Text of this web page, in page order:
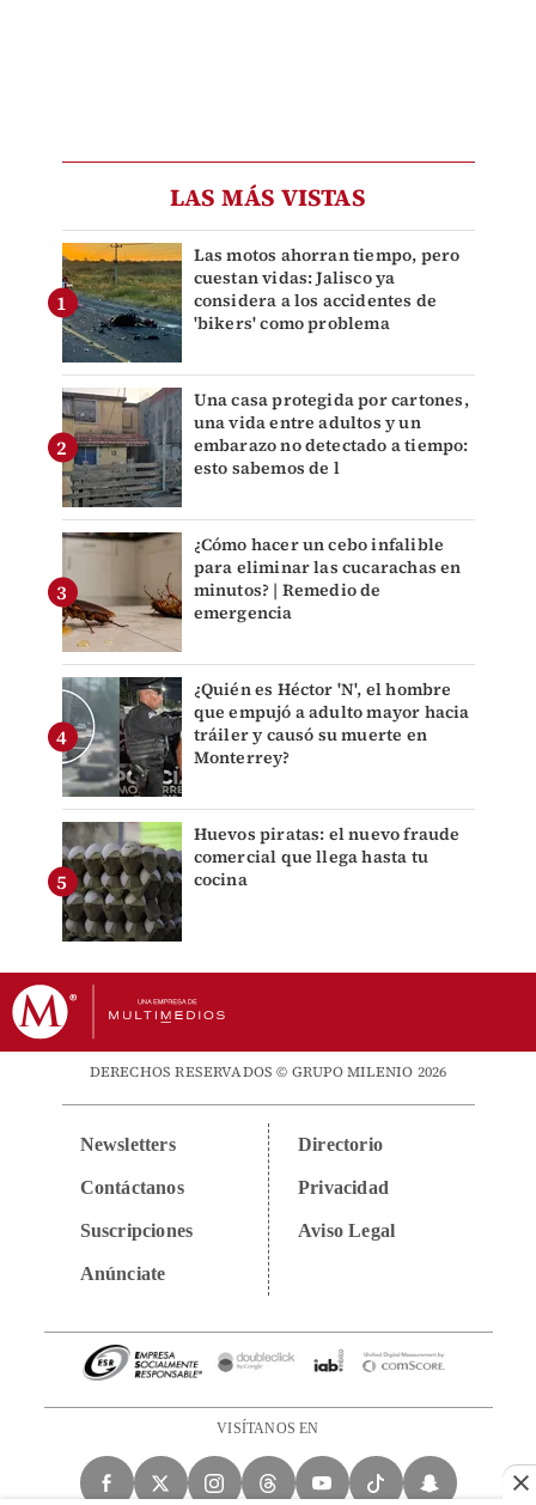
LAS MÁS VISTAS
Las motos ahorran tiempo, pero
cuestan vidas: Jalisco ya
considera a los accidentes de
'bikers' como problema
Una casa protegida por cartones,
una vida entre adultos y un
embarazo no detectado a tiempo:
esto sabemos de l
¿Cómo hacer un cebo infalible
para eliminar las cucarachas en
minutos? | Remedio de
emergencia
¿Quién es Héctor 'N', el hombre
que empujó a adulto mayor hacia
tráiler y causó su muerte en
Monterrey?
Huevos piratas: el nuevo fraude
comercial que llega hasta tu
cocina
DERECHOS RESERVADOS © GRUPO MILENIO 2026
Newsletters
Contáctanos
Suscripciones
Anúnciate
Directorio
Privacidad
Aviso Legal
VISÍTANOS EN